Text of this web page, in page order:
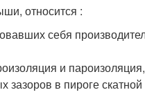
относится :
себя
и пароизоляция,
зазоров в пироге скатной